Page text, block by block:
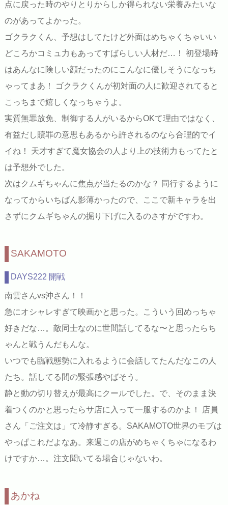
点に戻った時のやりとりからしか得られない栄養みたいな
のがあってよかった。
ゴクラクくん、予想はしてたけど外面はめちゃくちゃいい
どころかコミュ力もあってすばらしい人材だ…！ 初登場時
はあんなに険しい顔だったのにこんなに優しそうになっち
ゃってまあ！ ゴクラクくんが初対面の人に歓迎されてると
こっちまで嬉しくなっちゃうよ。
実質無罪放免、制御する人がいるからOKて理由ではなく、
有益だし贖罪の意思もあるから許されるのなら合理的でイ
イね！ 天才すぎて魔女協会の人より上の技術力もってたと
は予想外でした。
次はクムギちゃんに焦点が当たるのかな？ 同行するように
なってからいちばん影薄かったので、ここで新キャラを出
さずにクムギちゃんの掘り下げに入るのさすがですわ。
SAKAMOTO
DAYS222 開戦
南雲さんvs沖さん！！
急にオシャレすぎて映画かと思った。こういう回めっちゃ
好きだな…。敵同士なのに世間話してるな〜と思ったらち
ゃんと戦うんだもんな。
いつでも臨戦態勢に入れるように会話してたんだなこの人
たち。話してる間の緊張感やばそう。
静と動の切り替えが最高にクールでした。で、そのまま決
着つくのかと思ったらサ店に入って一服するのかよ！ 店員
さん「ご注文は」て冷静すぎる。SAKAMOTO世界のモブは
やっぱこれだよなあ。来週この店がめちゃくちゃになるわ
けですか…。注文聞いてる場合じゃないわ。
あかね